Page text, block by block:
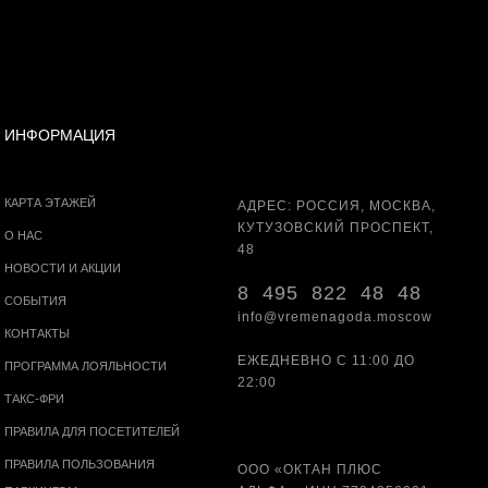
ИНФОРМАЦИЯ
КАРТА ЭТАЖЕЙ
О НАС
НОВОСТИ И АКЦИИ
СОБЫТИЯ
КОНТАКТЫ
ПРОГРАММА ЛОЯЛЬНОСТИ
ТАКС-ФРИ
ПРАВИЛА ДЛЯ ПОСЕТИТЕЛЕЙ
ПРАВИЛА ПОЛЬЗОВАНИЯ
АДРЕС: РОССИЯ, МОСКВА,
КУТУЗОВСКИЙ ПРОСПЕКТ,
48
8 495 822 48 48
info@vremenagoda.moscow
ЕЖЕДНЕВНО С 11:00 ДО
22:00
ООО «ОКТАН ПЛЮС